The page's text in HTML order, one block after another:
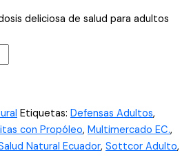
deliciosa de salud para adultos
Etiquetas: Defensas Adultos,
con Propóleo, Multimercado EC.,
Natural Ecuador, Sottcor Adulto,